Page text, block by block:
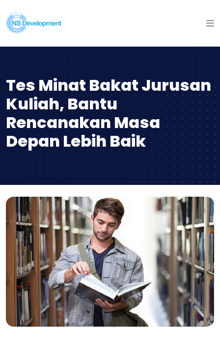
Tes Minat Bakat Jurusan
Kuliah, Bantu
Rencanakan Masa
Depan Lebih Baik